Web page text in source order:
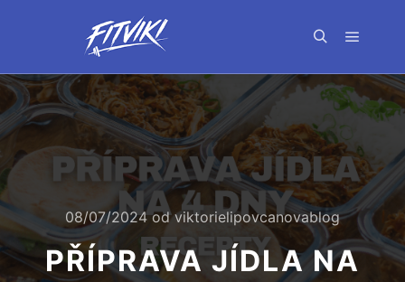
08/07/2024odviktorielipovcanovablog
PŘÍPRAVA JÍDLA NA